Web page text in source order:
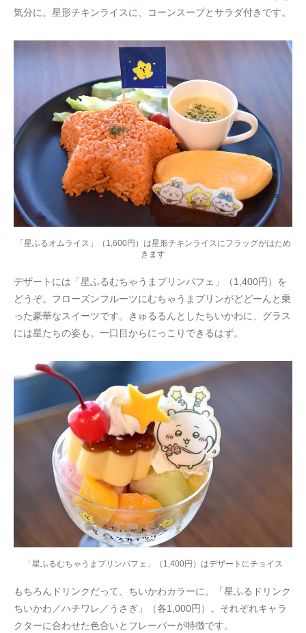
気分に。星形チキンライスに、コーンスープとサラダ付きです。
「星ふるオムライス」（1,600円）は星形チキンライスにフラッグがはため
きます
デザートには「星ふるむちゃうまプリンパフェ」（1,400円）を
どうぞ。フローズンフルーツにむちゃうまプリンがどどーんと乗
った豪華なスイーツです。きゅるるんとしたちいかわに、グラス
には星たちの姿も。一口目からにっこりできるはず。
「星ふるむちゃうまプリンパフェ」（1,400円）はデザートにチョイス
もちろんドリンクだって、ちいかわカラーに。「星ふるドリンク
ちいかわ／ハチワレ／うさぎ」（各1,000円）。それぞれキャラ
クターに合わせた色合いとフレーバーが特徴です。